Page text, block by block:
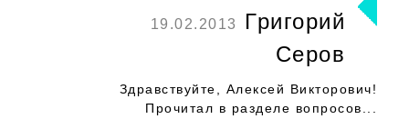
19.02.2013
Григорий
Серов
Здравствуйте, Алексей Викторович!
Прочитал в разделе вопросов...